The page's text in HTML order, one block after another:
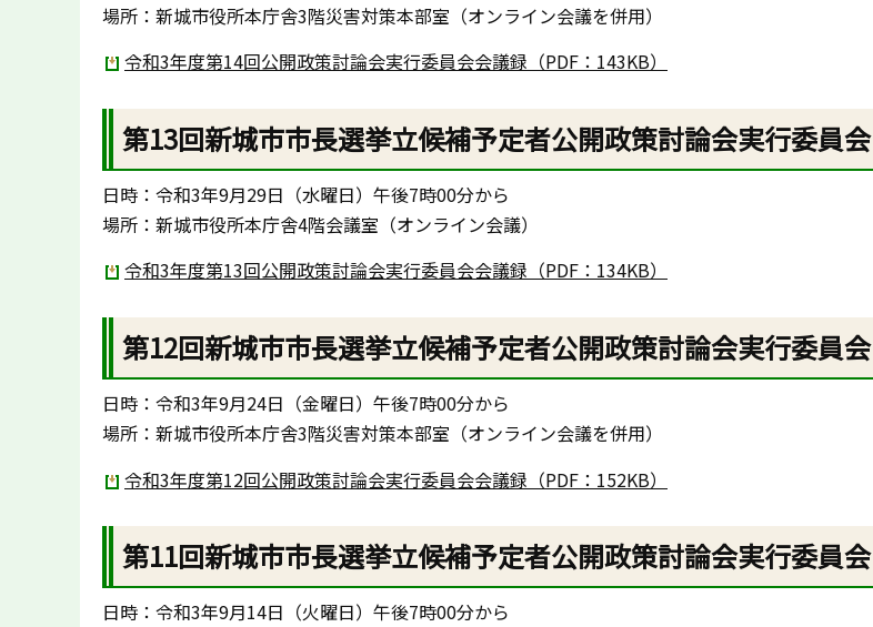
場所：新城市役所本庁舎3階災害対策本部室（オンライン会議を併用）
令和3年度第14回公開政策討論会実行委員会会議録（PDF：143KB）
第13回新城市市長選挙立候補予定者公開政策討論会実行委員会
日時：令和3年9月29日（水曜日）午後7時00分から
場所：新城市役所本庁舎4階会議室（オンライン会議）
令和3年度第13回公開政策討論会実行委員会会議録（PDF：134KB）
第12回新城市市長選挙立候補予定者公開政策討論会実行委員会
日時：令和3年9月24日（金曜日）午後7時00分から
場所：新城市役所本庁舎3階災害対策本部室（オンライン会議を併用）
令和3年度第12回公開政策討論会実行委員会会議録（PDF：152KB）
第11回新城市市長選挙立候補予定者公開政策討論会実行委員会
日時：令和3年9月14日（火曜日）午後7時00分から